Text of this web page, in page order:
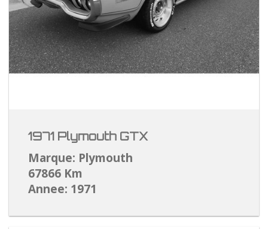
1971 Plymouth GTX
Marque: Plymouth
67866 Km
Annee: 1971